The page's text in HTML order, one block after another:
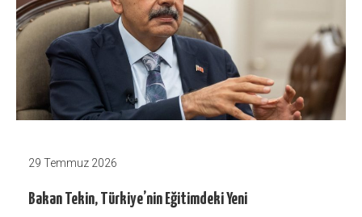
29 Temmuz 2026
Bakan Tekin, Türkiye’nin Eğitimdeki Yeni